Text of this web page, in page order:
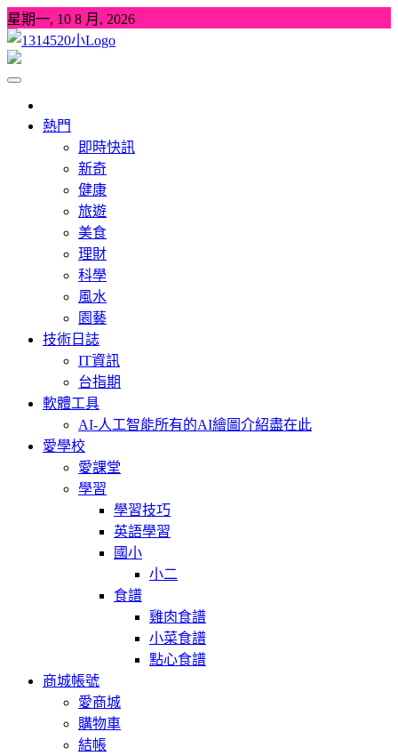
Skip
to
content
星期一, 10 8 月, 2026
發現、學習並與我們一起玩樂!
熱門
即時快訊
新奇
健康
旅遊
美食
理財
科學
風水
園藝
技術日誌
IT資訊
台指期
軟體工具
AI-人工智能所有的AI繪圖介紹盡在此
愛學校
愛課堂
學習
學習技巧
英語學習
國小
小二
食譜
雞肉食譜
小菜食譜
點心食譜
商城帳號
愛商城
購物車
結帳